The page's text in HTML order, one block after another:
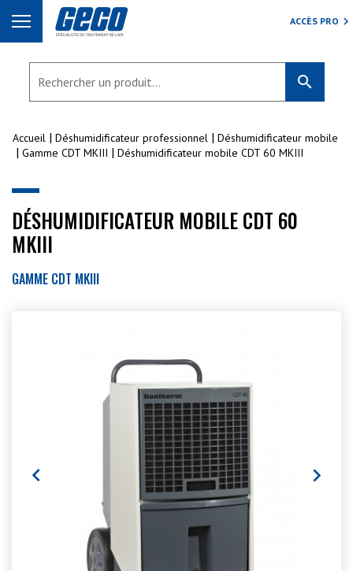
ACCÈS PRO
search
Accueil Déshumidificateur professionnel
Déshumidificateur mobile
Gamme CDT MKIII
Déshumidificateur mobile CDT 60 MKIII
DÉSHUMIDIFICATEUR MOBILE CDT 60
MKIII
GAMME CDT MKIII
 